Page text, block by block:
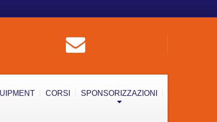
CORSI SPONSORIZZAZIONI